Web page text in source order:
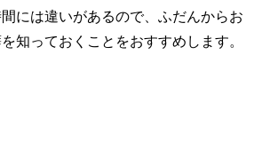
には違いがあるので、ふだんからお
知っておくことをおすすめします。